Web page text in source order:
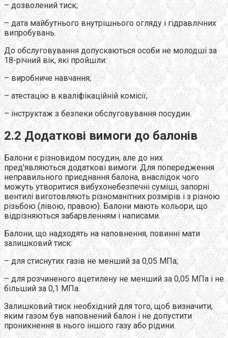
– дозволений тиск;
– дата майбутнього внутрішнього огляду і гідравлічних
випробувань.
До обслуговування допускаються особи не молодші за
18-річний вік, які пройшли:
– виробниче навчання;
– атестацію в кваліфікаційній комісії;
– інструктаж з безпеки обслуговування посудин.
2.2 Додаткові вимоги до балонів
Балони є різновидом посудин, але до них
пред'являються додаткові вимоги. Для попередження
неправильного приєднання балона, внаслідок чого
можуть утворитися вибухонебезпечні суміші, запорні
вентилі виготовляють різноманітних розмірів і з різною
різьбою (лівою, правою). Балони мають кольори, що
відрізняються забарвленням і написами.
Балони, що надходять на наповнення, повинні мати
залишковий тиск:
– для стиснутих газів не менший за 0,05 МПа;
– для розчиненого ацетилену не менший за 0,05 МПа і не
більший за 0,1 МПа.
Залишковий тиск необхідний для того, щоб визначити,
яким газом був наповнений балон і не допустити
проникнення в нього іншого газу або рідини.